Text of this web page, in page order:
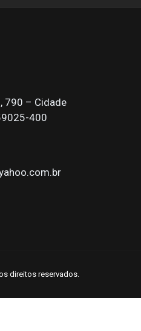
790 – Cidade
400
direitos reservados.